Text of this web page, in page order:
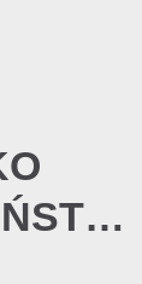
BEZPIECZEŃSTWA